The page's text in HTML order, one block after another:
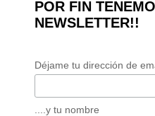
POR FIN
NEWSLETTER!!
Déjame tu dirección de
....y tu nombre